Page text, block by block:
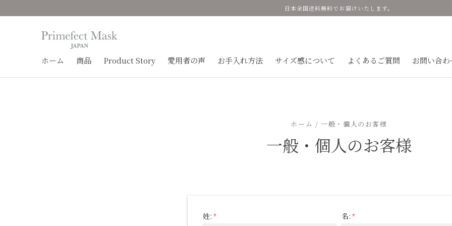
日本全国送料無料でお届けいたします。
ホーム 商品 Product Story 愛用者の声 お手入れ方法 サイズ感について よくあるご質問 お問い合わ
ホーム / 一般・個人のお客様
一般・個人のお客様
姓: * 名: *